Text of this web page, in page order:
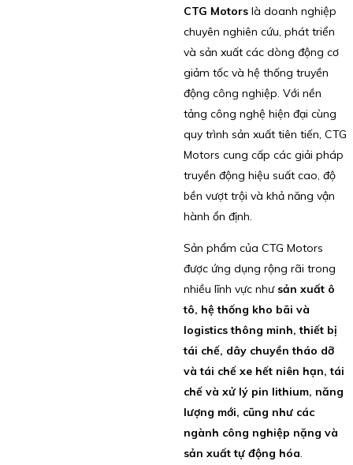
CTG Motorslà doanh nghiệp
chuyên nghiên cứu, phát triển
và sản xuất các dòng động cơ
giảm tốc và hệ thống truyền
động công nghiệp. Với nền
tảng công nghệ hiện đại cùng
quy trình sản xuất tiên tiến, CTG
Motors cung cấp các giải pháp
truyền động hiệu suất cao, độ
bền vượt trội và khả năng vận
hành ổn định.
Sản phẩm của CTG Motors
được ứng dụng rộng rãi trong
nhiều lĩnh vực như sản xuất ô
tô, hệ thống kho bãi và
logistics thông minh, thiết bị
tái chế, dây chuyền tháo dỡ
và tái chế xe hết niên hạn, tái
chế và xử lý pin lithium, năng
lượng mới, cũng như các
ngành công nghiệp nặng và
sản xuất tự động hóa